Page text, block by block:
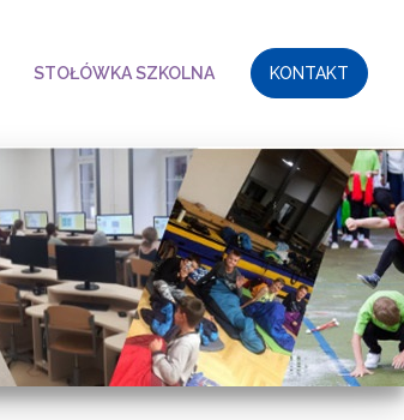
STOŁÓWKA SZKOLNA KONTAKT